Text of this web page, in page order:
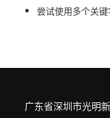
尝试使用多个关键
广东省深圳市光明